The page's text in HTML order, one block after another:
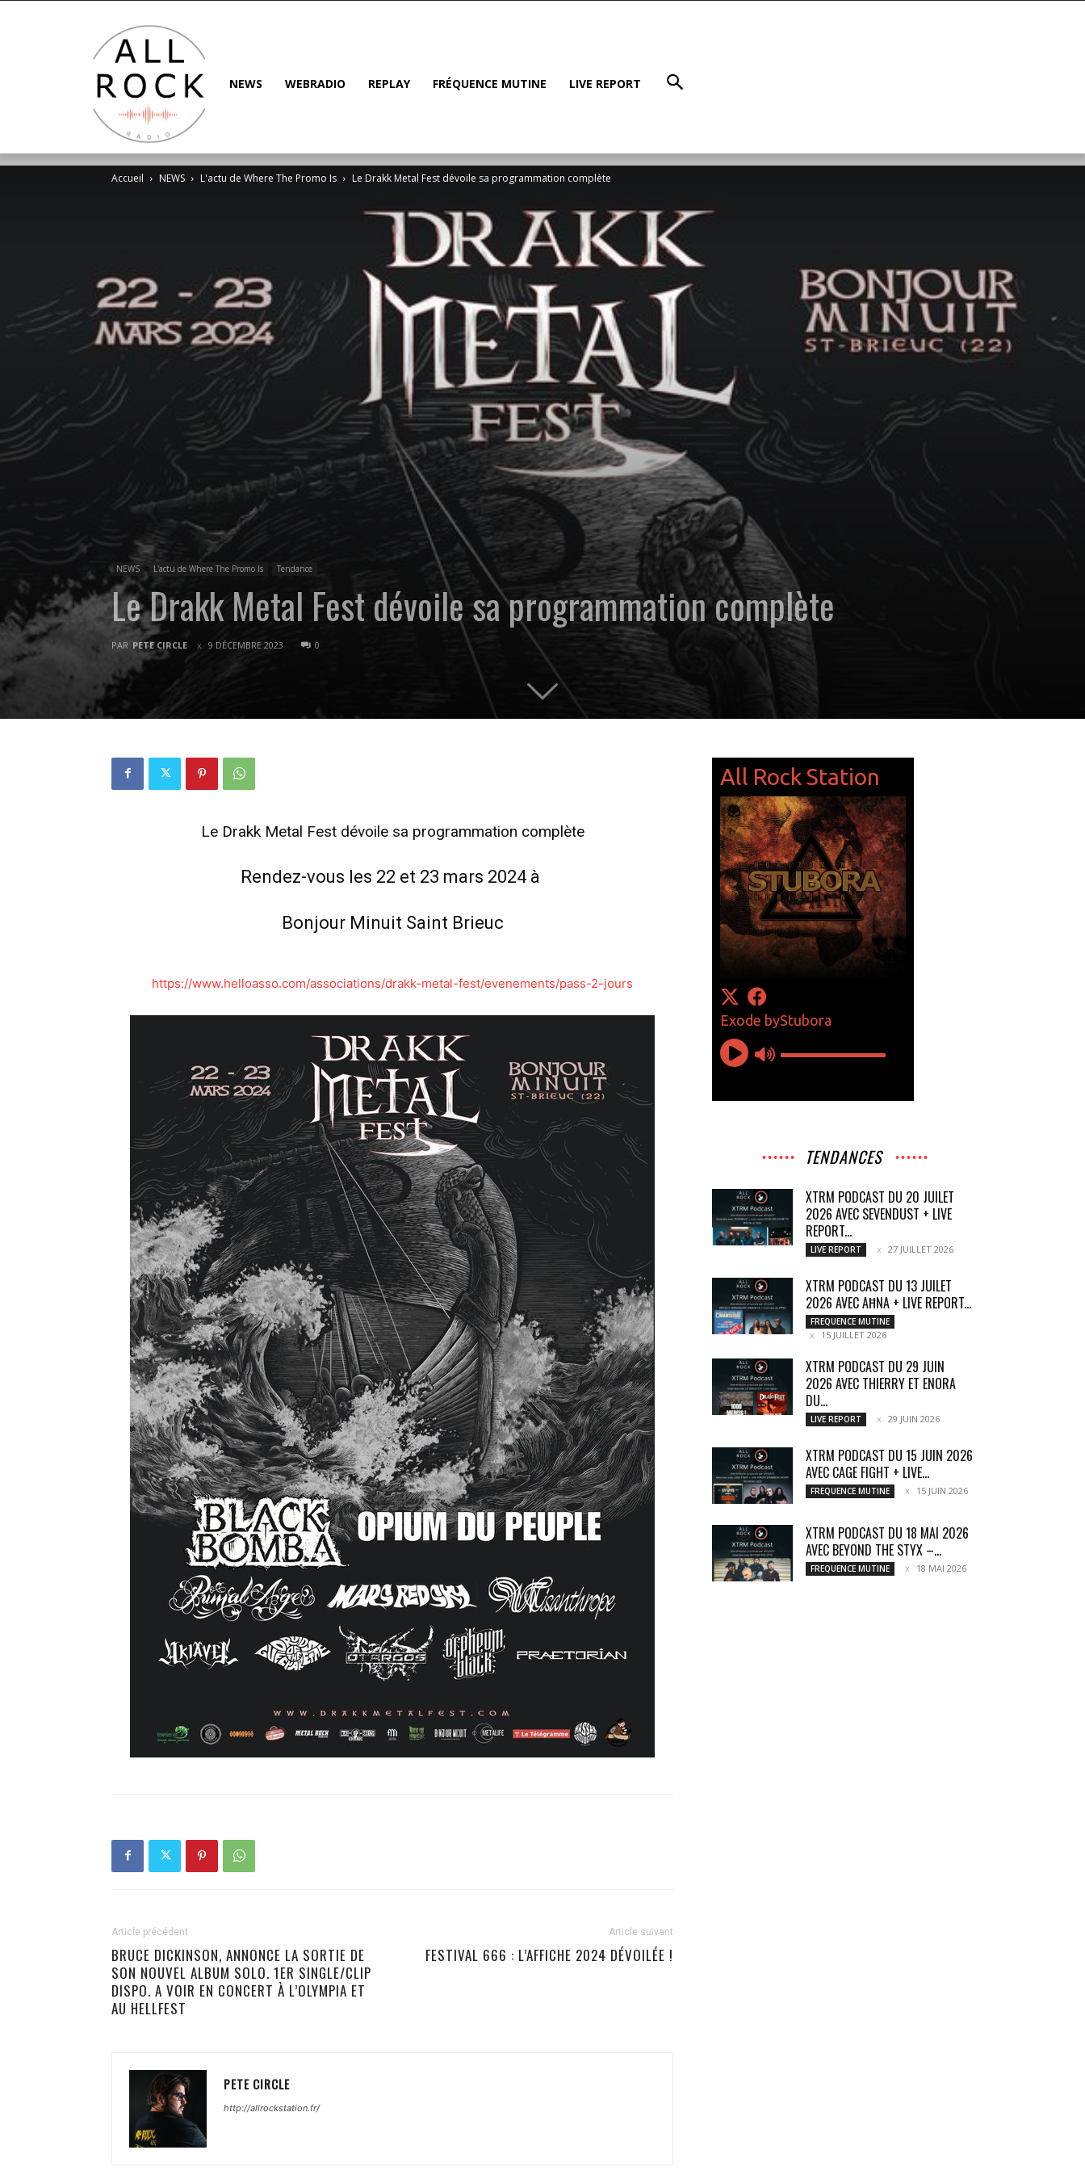
NEWS WEBRADIO REPLAY FRÉQUENCE MUTINE LIVE REPORT
Accueil NEWS L'actu de Where The Promo Is Le Drakk Metal Fest dévoile sa programmation complète
NEWS L'actu de Where The Promo Is Tendance
Le Drakk Metal Fest dévoile sa programmation complète
PAR PETE CIRCLE 9 DÉCEMBRE 2023 0
Le Drakk Metal Fest dévoile sa programmation complète
Rendez-vous les 22 et 23 mars 2024 à
Bonjour Minuit Saint Brieuc
https://www.helloasso.com/associations/drakk-metal-fest/evenements/pass-2-jours
Article précédent
BRUCE DICKINSON, ANNONCE LA SORTIE DE
SON NOUVEL ALBUM SOLO. 1ER SINGLE/CLIP
DISPO. A VOIR EN CONCERT À L’OLYMPIA ET
AU HELLFEST
Article suivant
FESTIVAL 666 : L’AFFICHE 2024 DÉVOILÉE !
PETE CIRCLE
http://allrockstation.fr/
TENDANCES
XTRM PODCAST DU 20 JUILET
2026 AVEC SEVENDUST + LIVE
REPORT...
LIVE REPORT 27 JUILLET 2026
XTRM PODCAST DU 13 JUILET
2026 AVEC AĦNA + LIVE REPORT...
FREQUENCE MUTINE
15 JUILLET 2026
XTRM PODCAST DU 29 JUIN
2026 AVEC THIERRY ET ENORA
DU...
LIVE REPORT 29 JUIN 2026
XTRM PODCAST DU 15 JUIN 2026
AVEC CAGE FIGHT + LIVE...
FREQUENCE MUTINE 15 JUIN 2026
XTRM PODCAST DU 18 MAI 2026
AVEC BEYOND THE STYX –...
FREQUENCE MUTINE 18 MAI 2026